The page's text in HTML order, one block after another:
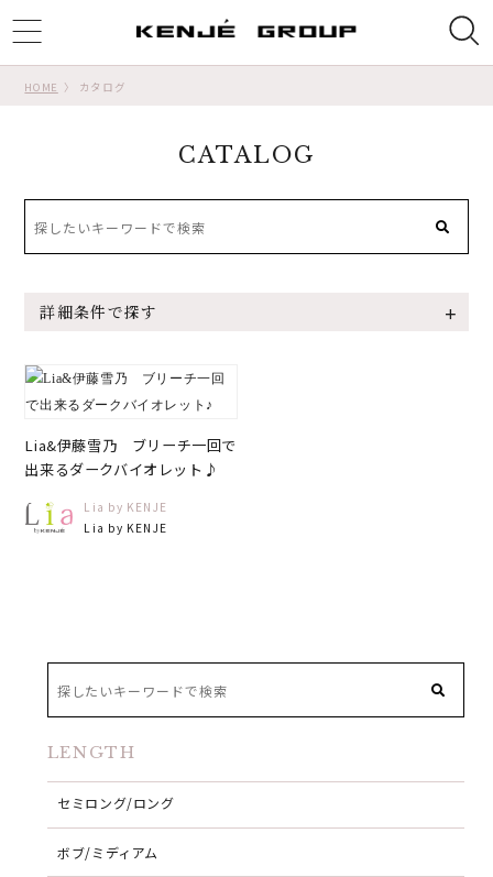
HOME カタログ
CATALOG
詳細条件で探す
Lia&伊藤雪乃 ブリーチ一回で
出来るダークバイオレット♪
Lia by KENJE
Lia by KENJE
LENGTH
セミロング/ロング
ボブ/ミディアム